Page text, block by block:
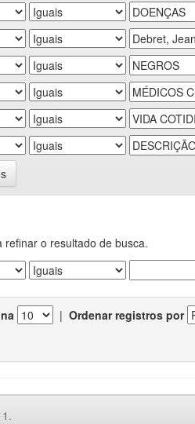
refinar o resultado de busca.
| Ordenar registros por